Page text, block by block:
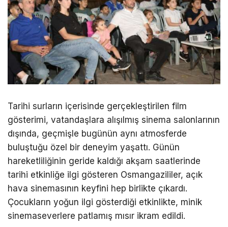
Tarihi surların içerisinde gerçekleştirilen film
gösterimi, vatandaşlara alışılmış sinema salonlarının
dışında, geçmişle bugünün aynı atmosferde
buluştuğu özel bir deneyim yaşattı. Günün
hareketliliğinin geride kaldığı akşam saatlerinde
tarihi etkinliğe ilgi gösteren Osmangazililer, açık
hava sinemasının keyfini hep birlikte çıkardı.
Çocukların yoğun ilgi gösterdiği etkinlikte, minik
sinemaseverlere patlamış mısır ikram edildi.